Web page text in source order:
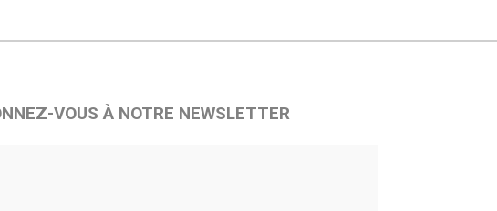
VOUS À NOTRE NEWSLETTER